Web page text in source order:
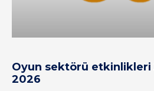
Oyun sektörü etkinlikleri
2026